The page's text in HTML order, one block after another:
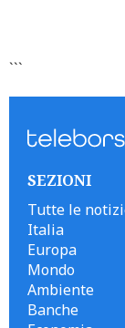
```
SEZIONI
Tutte le
Italia
Europa
Mondo
Ambiente
Banche